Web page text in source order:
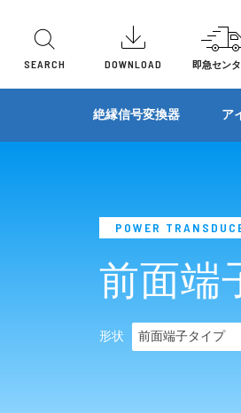
SEARCH DOWNLOAD 即急セン
絶縁信号変換器 ア
機能別
ディストリビュータ
センサ入力変換器
パルス変換器
特性変換器
演算器
機能別
アクセサリ
機能別
機能別
機能別
機能別
その他製品
ローパスフィルタ/ハイ
避雷器(SPD)
リバース変換器(反転変換
POWER
前面端
形状